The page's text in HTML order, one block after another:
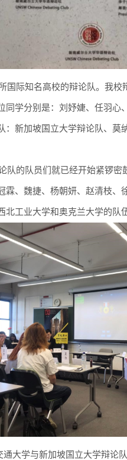
国际知名高校的辩论队。我
同学分别是：刘妤婕、任羽
：新加坡国立大学辩论队、
队的队员们就已经开始紧锣密
霖、魏捷、杨朝妍、赵清枝
北工业大学和奥克兰大学的队
大学与新加坡国立大学辩论